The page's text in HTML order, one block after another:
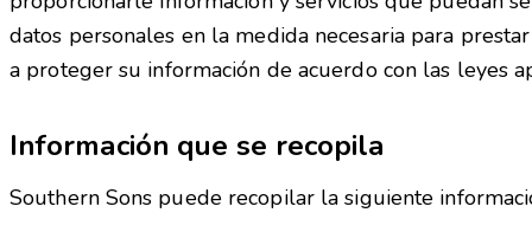
datos personales en la medida necesaria para
a proteger su información de acuerdo con las leyes
Información que se recopila
Southern Sons puede recopilar la siguiente